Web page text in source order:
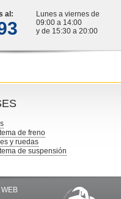
al:
Lunes a viernes de
09:00 a 14:00
y de 15:30 a 20:00
de freno
y ruedas
de suspensión
WEB